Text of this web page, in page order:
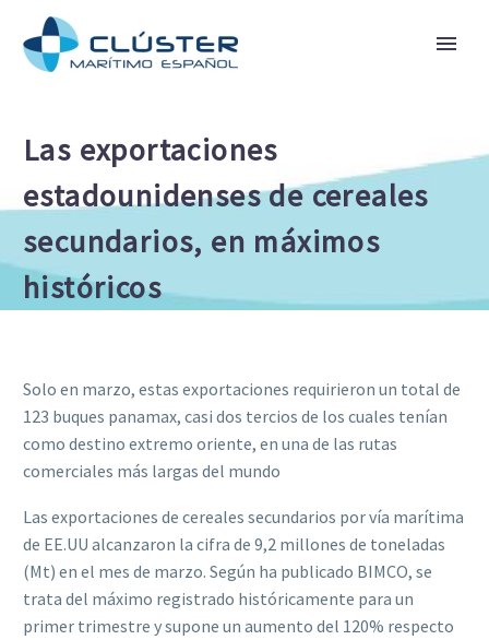
Las exportaciones
estadounidenses de cereales
secundarios, en máximos
históricos
Solo en marzo, estas exportaciones requirieron un total de
123 buques panamax, casi dos tercios de los cuales tenían
como destino extremo oriente, en una de las rutas
comerciales más largas del mundo
Las exportaciones de cereales secundarios por vía marítima
de EE.UU alcanzaron la cifra de 9,2 millones de toneladas
(Mt) en el mes de marzo. Según ha publicado BIMCO, se
trata del máximo registrado históricamente para un
primer trimestre y supone un aumento del 120% respecto